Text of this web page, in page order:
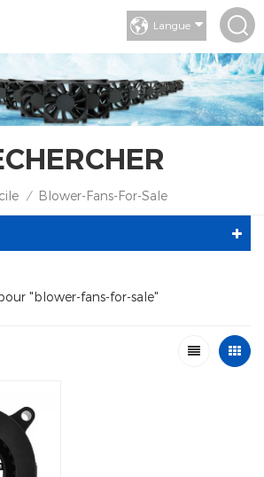
Langue
/ Blower-Fans-For-Sale
"blower-fans-for-sale"